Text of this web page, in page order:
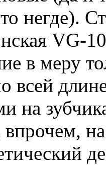
негде).
VG-
в меру
всей
на